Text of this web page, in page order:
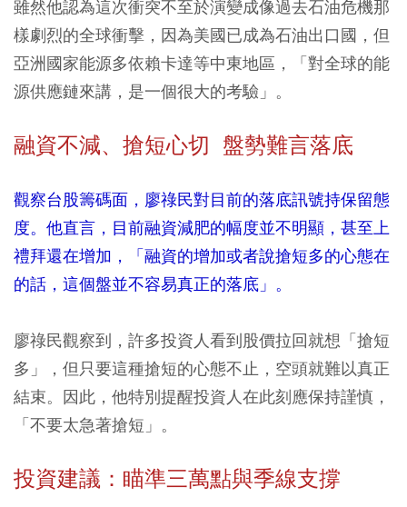
雖然他認為這次衝突不至於演變成像過去石油危機那
樣劇烈的全球衝擊，因為美國已成為石油出口國，但
亞洲國家能源多依賴卡達等中東地區，「對全球的能
源供應鏈來講，是一個很大的考驗」。
融資不減、搶短心切 盤勢難言落底
觀察台股籌碼面，廖祿民對目前的落底訊號持保留態
度。他直言，目前融資減肥的幅度並不明顯，甚至上
禮拜還在增加，「融資的增加或者說搶短多的心態在
的話，這個盤並不容易真正的落底」。
廖祿民觀察到，許多投資人看到股價拉回就想「搶短
多」，但只要這種搶短的心態不止，空頭就難以真正
結束。因此，他特別提醒投資人在此刻應保持謹慎，
「不要太急著搶短」。
投資建議：瞄準三萬點與季線支撐